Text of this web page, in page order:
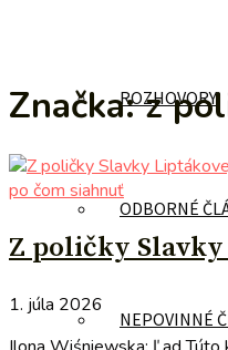
ROZHOVORY
ODBORNÉ
NEPOVINNÉ
Značka:z
po čom siahnuť
Z poličky
1. júla 2026